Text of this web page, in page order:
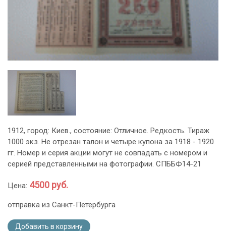
1912, город: Киев., состояние: Отличное. Редкость. Тираж
1000 экз. Не отрезан талон и четыре купона за 1918 - 1920
гг. Номер и серия акции могут не совпадать с номером и
серией представленными на фотографии. СПББФ14-21
Цена: 4500 руб.
отправка из Санкт-Петербурга
Добавить в корзину